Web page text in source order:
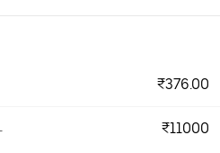
₹376.00
₹11000